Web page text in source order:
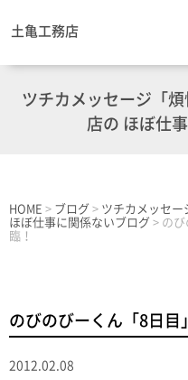
土亀工務店
ツチカメッセージ「煩
店の ほぼ仕
HOME > ブログ > ツチカメッセー
ほぼ仕事に関係ないブログ > の
臨！
のびのびーくん「8日
2012.02.08